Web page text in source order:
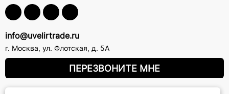
info@uvelirtrade.ru
г. Москва, ул. Флотская, д. 5А
ПЕРЕЗВОНИТЕ МНЕ